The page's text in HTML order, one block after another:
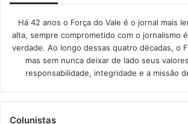
Há 42 anos o Força do Vale é o jornal mais
alta, sempre comprometido com o jornalismo
verdade. Ao longo dessas quatro décadas, o
mas sem nunca deixar de lado seus
responsabilidade, integridade e a missão
Colunistas